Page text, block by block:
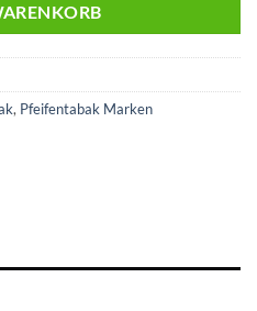
, Pfeifentabak Marken